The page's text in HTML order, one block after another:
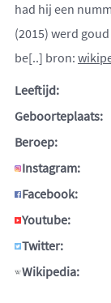
had hij een
(2015) werd
be[..] bron:
Leeftijd:
Geboorteplaats:
Beroep:
Instagram:
Facebook:
Youtube:
Twitter:
Wikipedia: